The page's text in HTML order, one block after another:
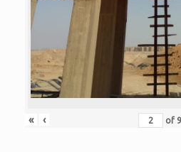
« ‹ of 9